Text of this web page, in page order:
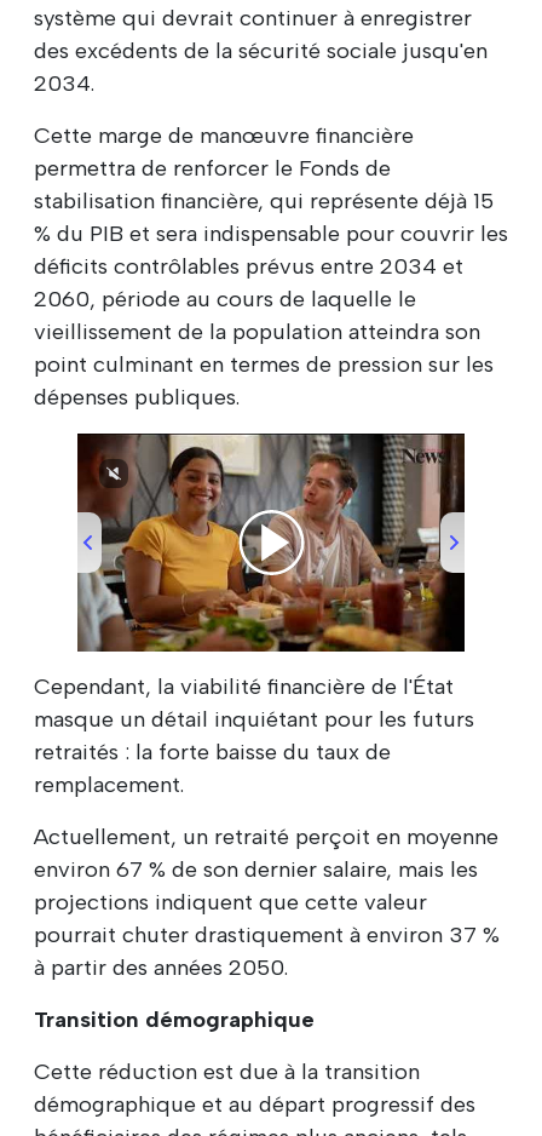
système qui devrait continuer à enregistrer
des excédents de la sécurité sociale jusqu'en
2034.
Cette marge de manœuvre financière
permettra de renforcer le Fonds de
stabilisation financière, qui représente déjà 15
% du PIB et sera indispensable pour couvrir les
déficits contrôlables prévus entre 2034 et
2060, période au cours de laquelle le
vieillissement de la population atteindra son
point culminant en termes de pression sur les
dépenses publiques.
00:00/07:24
Cependant, la viabilité financière de l'État
masque un détail inquiétant pour les futurs
retraités : la forte baisse du taux de
remplacement.
Actuellement, un retraité perçoit en moyenne
environ 67 % de son dernier salaire, mais les
projections indiquent que cette valeur
pourrait chuter drastiquement à environ 37 %
à partir des années 2050.
Transition démographique
Cette réduction est due à la transition
démographique et au départ progressif des